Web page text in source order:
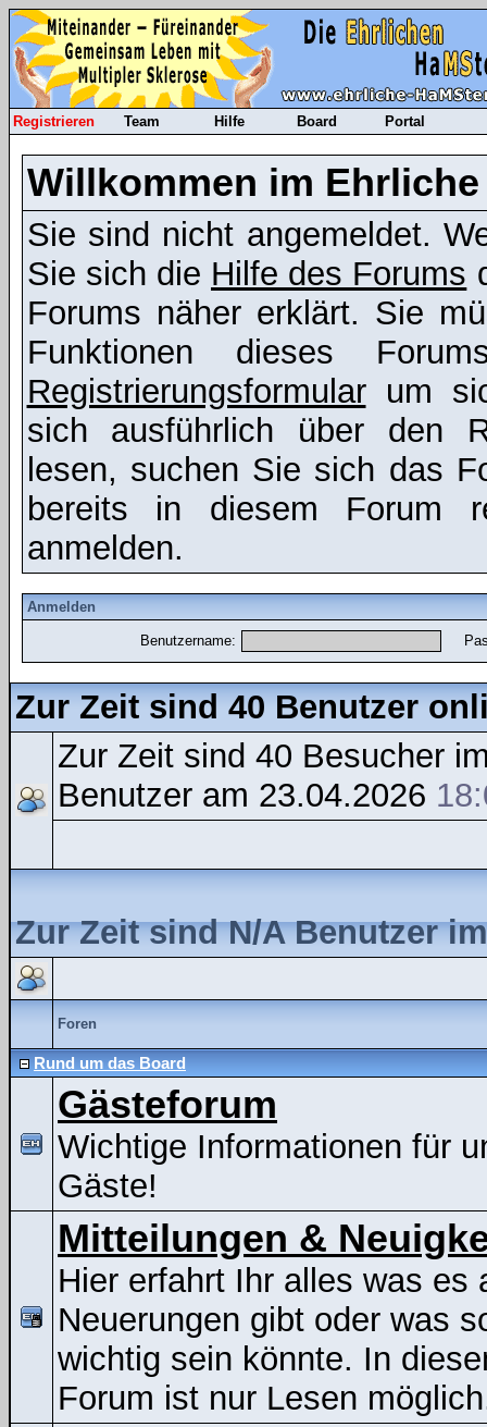
Registrieren Team Hilfe Board Portal
Willkommen im
Sie sind nicht angemeldet.
Sie sich die Hilfe des Forums
Forums näher erklärt. Sie
Funktionen dieses
Registrierungsformularum
sich ausführlich über den
lesen, suchen Sie sich das
bereits in diesem Forum
anmelden.
Anmelden
Benutzername:
Zur Zeit sind 40 Benutzer
Zur Zeit sind 40 Besucher
Benutzer am 23.04.2026
Zur Zeit sind N/A Benutzer
Foren
Rund um das Board
Gästeforum
Wichtige Informationen für
Gäste!
Mitteilungen &
Hier erfahrt Ihr alles was es
Neuerungen gibt oder was
wichtig sein könnte. In
Forum ist nur Lesen